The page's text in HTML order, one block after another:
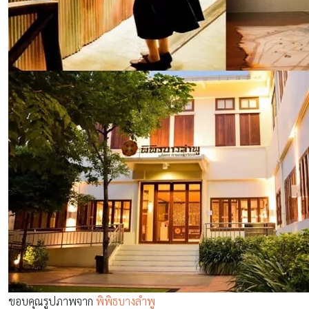
ขอบคุณรูปภาพจาก พิพิธบางลำพู